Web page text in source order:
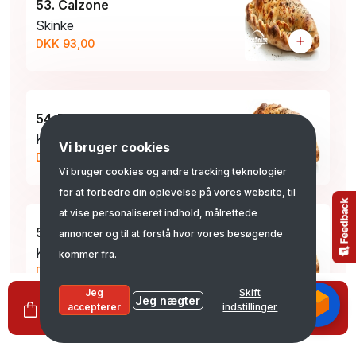
Vi bruger cookies
Vi bruger cookies og andre tracking teknologier
for at forbedre din oplevelse på vores website, til
at vise personaliseret indhold, målrettede
annoncer og til at forstå hvor vores besøgende
kommer fra.
Jeg
accepterer
Jeg nægter
Skift
indstillinger
53. Calzone
Skinke
DKK 93,00 +
54. Bolognese
Kød sauce og spaghetti
DKK 97,00
55. Samos
Kebab, paprika og gorgonzola
DKK 98,00
Se kurv 0,00